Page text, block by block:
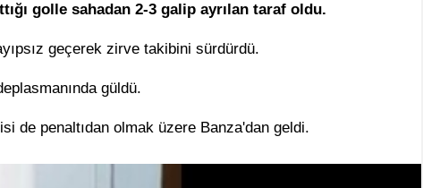
golle sahadan 2-3 galip ayrılan taraf oldu.
geçerek zirve takibini sürdürdü.
güldü.
de penaltıdan olmak üzere Banza'dan geldi.